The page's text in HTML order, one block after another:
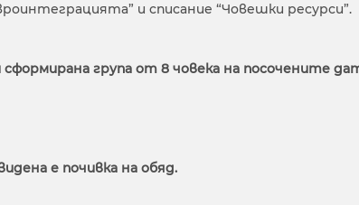
и списание “Човешки ресурси”.
група от 8 човека на посочените
е почивка на обяд.